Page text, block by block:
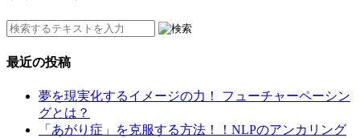
最近の投稿
夢を現実化するイメージの力！ フューチャーペーシン
グとは？
「あがり症」を克服する方法！！NLPのアンカリング